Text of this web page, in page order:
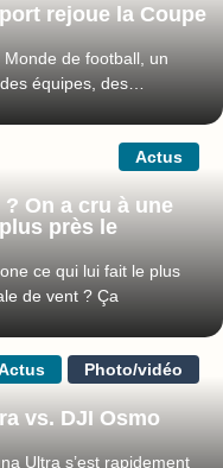
rejoue la Coupe
de football, un
équipes, des
Actus
On a cru à une
près le
ce qui lui fait le plus
de vent ? Ça
Photo/vidéo
vs. DJI Osmo
Ultra s’est rapidement